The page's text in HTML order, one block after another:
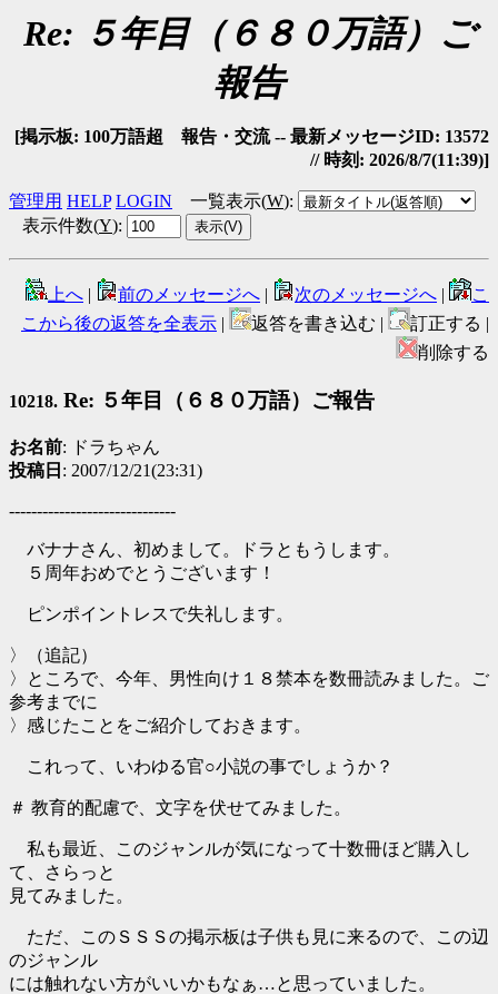
Re: ５年目（６８０万語）ご
報告
[掲示板: 100万語超 報告・交流 -- 最新メッセージID: 13572
// 時刻: 2026/8/7(11:39)]
管理用 HELP LOGIN 一覧表示(W):
表示件数(Y):
上へ | 前のメッセージへ | 次のメッセージへ |
こ
こから後の返答を全表示 | 返答を書き込む |
訂正する |
削除する
10218. Re: ５年目（６８０万語）ご報告
お名前: ドラちゃん
投稿日 : 2007/12/21(23:31)
------------------------------
バナナさん、初めまして。ドラともうします。
５周年おめでとうございます！
ピンポイントレスで失礼します。
〉（追記）
〉ところで、今年、男性向け１８禁本を数冊読みました。ご
参考までに
〉感じたことをご紹介しておきます。
これって、いわゆる官○小説の事でしょうか？
＃ 教育的配慮で、文字を伏せてみました。
私も最近、このジャンルが気になって十数冊ほど購入し
て、さらっと
見てみました。
ただ、このＳＳＳの掲示板は子供も見に来るので、この辺
のジャンル
には触れない方がいいかもなぁ…と思っていました。